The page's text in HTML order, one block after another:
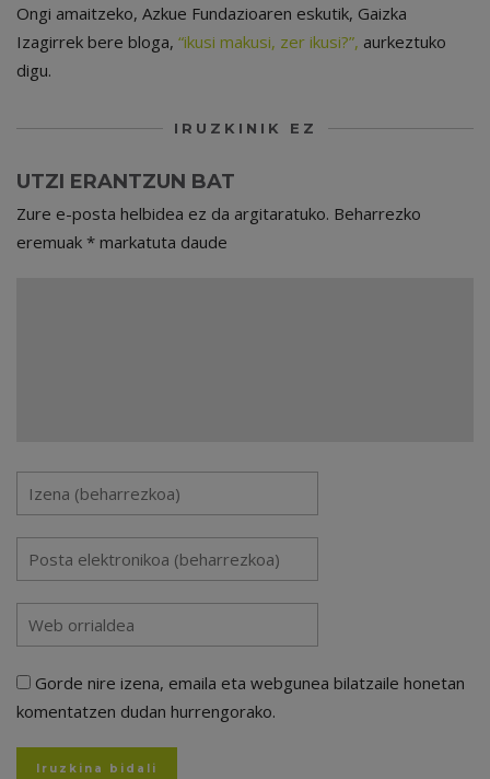
Ongi amaitzeko, Azkue Fundazioaren eskutik, Gaizka
Izagirrek bere bloga, “ikusi makusi, zer ikusi?”, aurkeztuko
digu.
IRUZKINIK EZ
UTZI ERANTZUN BAT
Zure e-posta helbidea ez da argitaratuko. Beharrezko
eremuak * markatuta daude
Gorde nire izena, emaila eta webgunea bilatzaile honetan
komentatzen dudan hurrengorako.